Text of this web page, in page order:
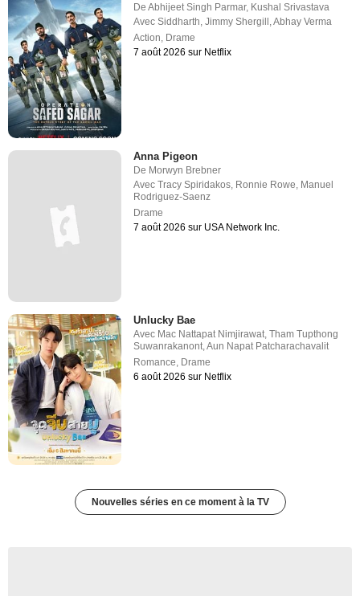
DeAbhijeet Singh Parmar, Kushal Srivastava
AvecSiddharth,Jimmy Shergill ,Abhay Verma
Action, Drame
7 août 2026 sur Netflix
Anna Pigeon
De Morwyn Brebner
AvecTracy Spiridakos, Ronnie Rowe, Manuel
Rodriguez-Saenz
Drame
7 août 2026 sur USA Network Inc.
Unlucky Bae
Avec Mac Nattapat Nimjirawat ,Tham Tupthong
Suwanrakanont ,Aun Napat Patcharachavalit
Romance Drame
6 août 2026 sur Netflix
Nouvelles séries en ce moment à la TV